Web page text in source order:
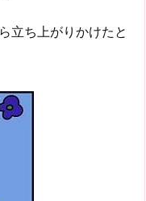
立ち上がりかけたと